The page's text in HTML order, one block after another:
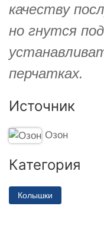
качеству
но гнутся
перчатках.
Источник
Озон
Категория
Колышки